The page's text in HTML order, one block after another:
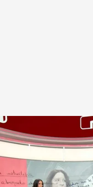
La frase que no deja duda de
Díez.Cuatro
Daniel Montero
08 JUN 2026 - 16:09h.